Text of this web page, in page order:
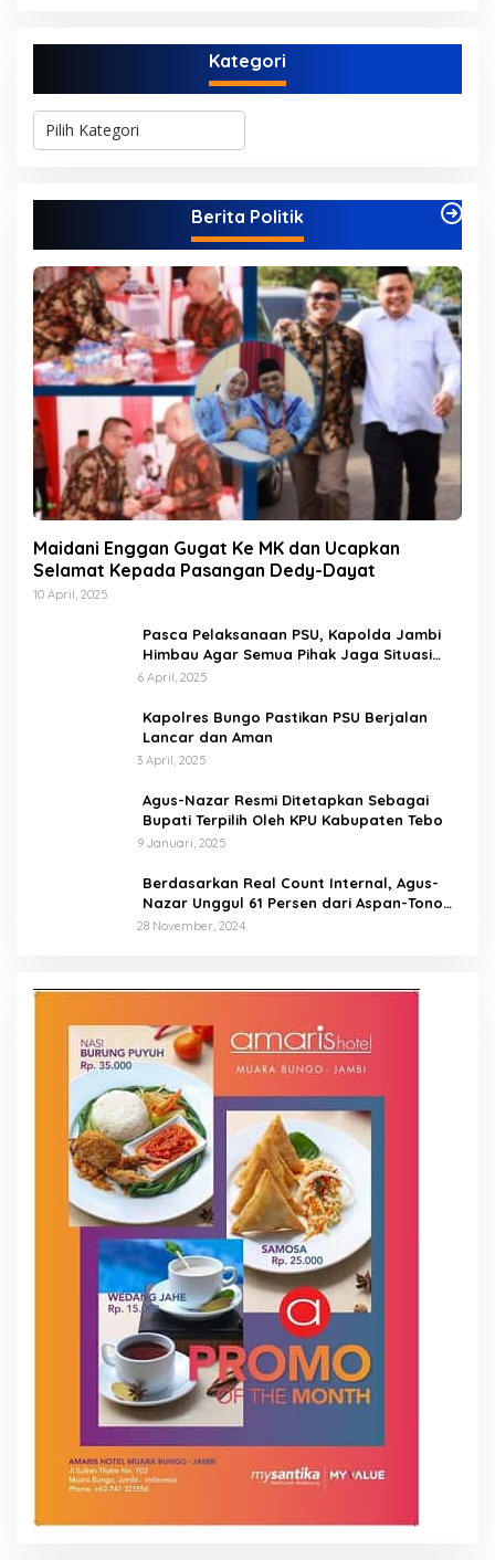
Kategori
K
g
Berita Politik
Maidani Enggan Gugat Ke MK dan Ucapkan
Selamat Kepada Pasangan Dedy-Dayat
10 April, 2025
Pasca Pelaksanaan PSU, Kapolda Jambi
Himbau Agar Semua Pihak Jaga Situasi
Kamtibmas
6 April, 2025
Kapolres Bungo Pastikan PSU Berjalan
Lancar dan Aman
3 April, 2025
Agus-Nazar Resmi Ditetapkan Sebagai
Bupati Terpilih Oleh KPU Kabupaten Tebo
9 Januari, 2025
Berdasarkan Real Count Internal, Agus-
Nazar Unggul 61 Persen dari Aspan-Tono
Hanya 39 Persen
28 November, 2024